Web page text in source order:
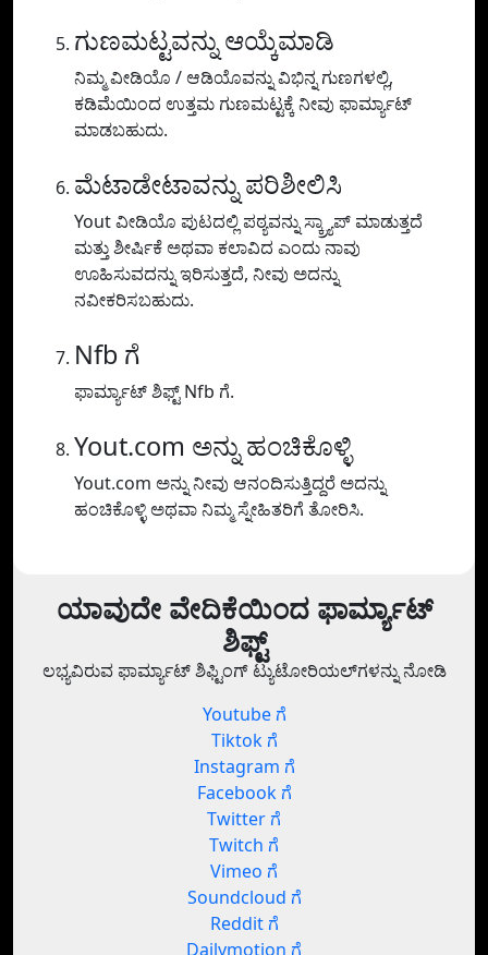
ಗುಣಮಟ್ಟವನ್ನು ಆಯ್ಕೆಮಾಡಿ
ನಿಮ್ಮ ವೀಡಿಯೊ / ಆಡಿಯೊವನ್ನು ವಿಭಿನ್ನ ಗುಣಗಳಲ್ಲಿ,
ಕಡಿಮೆಯಿಂದ ಉತ್ತಮ ಗುಣಮಟ್ಟಕ್ಕೆ ನೀವು ಫಾರ್ಮ್ಯಾಟ್
ಮಾಡಬಹುದು.
ಮೆಟಾಡೇಟಾವನ್ನು ಪರಿಶೀಲಿಸಿ
Yout ವೀಡಿಯೊ ಪುಟದಲ್ಲಿ ಪಠ್ಯವನ್ನು ಸ್ಕ್ರ್ಯಾಪ್ ಮಾಡುತ್ತದೆ
ಮತ್ತು ಶೀರ್ಷಿಕೆ ಅಥವಾ ಕಲಾವಿದ ಎಂದು ನಾವು
ಊಹಿಸುವದನ್ನು ಇರಿಸುತ್ತದೆ, ನೀವು ಅದನ್ನು
ನವೀಕರಿಸಬಹುದು.
Nfb ಗೆ
ಫಾರ್ಮ್ಯಾಟ್ ಶಿಫ್ಟ್ Nfb ಗೆ.
Yout.com ಅನ್ನು ಹಂಚಿಕೊಳ್ಳಿ
Yout.com ಅನ್ನು ನೀವು ಆನಂದಿಸುತ್ತಿದ್ದರೆ ಅದನ್ನು
ಹಂಚಿಕೊಳ್ಳಿ ಅಥವಾ ನಿಮ್ಮ ಸ್ನೇಹಿತರಿಗೆ ತೋರಿಸಿ.
ಯಾವುದೇ ವೇದಿಕೆಯಿಂದ ಫಾರ್ಮ್ಯಾಟ್
ಶಿಫ್ಟ್
ಲಭ್ಯವಿರುವ ಫಾರ್ಮ್ಯಾಟ್ ಶಿಫ್ಟಿಂಗ್ ಟ್ಯುಟೋರಿಯಲ್‌ಗಳನ್ನು ನೋಡಿ
Youtube ಗೆ
Tiktok ಗೆ
Instagram ಗೆ
Facebook ಗೆ
Twitter ಗೆ
Twitch ಗೆ
Vimeo ಗೆ
Soundcloud ಗೆ
Reddit ಗೆ
Dailymotion ಗೆ